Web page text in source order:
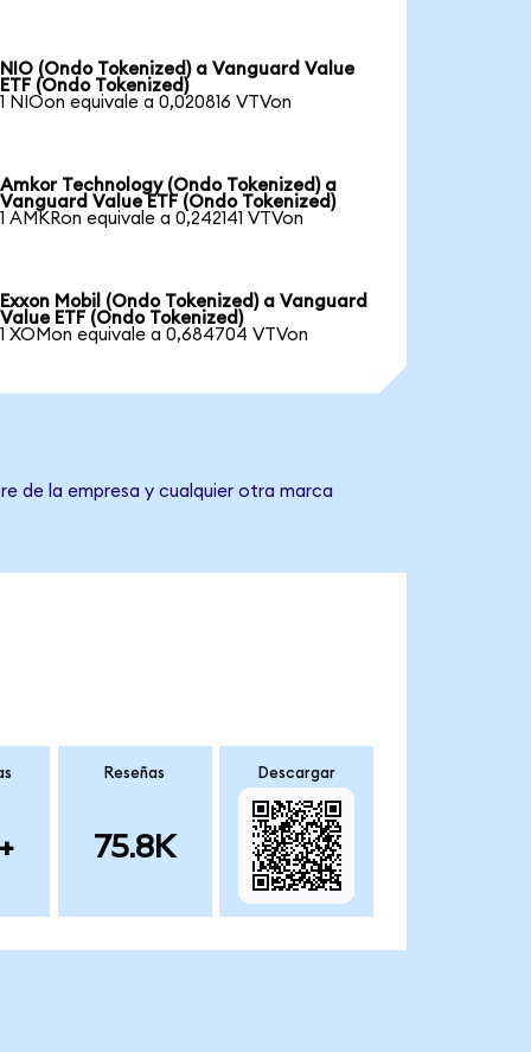
NIO (Ondo Tokenized) a Vanguard Value
ETF (Ondo Tokenized)
1 NIOon equivale a 0,020816 VTVon
Amkor Technology (Ondo Tokenized) a
Vanguard Value ETF (Ondo Tokenized)
1 AMKRon equivale a 0,242141 VTVon
Exxon Mobil (Ondo Tokenized) a Vanguard
Value ETF (Ondo Tokenized)
1 XOMon equivale a 0,684704 VTVon
de la empresa y cualquier otra marca
Reseñas
75.8K
Descargar